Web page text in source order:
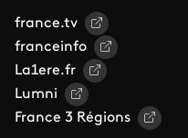
france.tv
franceinfo
La1ere.fr
Lumni
France 3 Régions